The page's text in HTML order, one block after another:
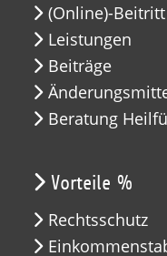
(Online)-Beitritt
Leistungen
Beiträge
Beratung
Vorteile %
Rechtsschutz